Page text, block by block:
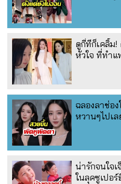
ดูกี่ทีก็เคลิ้ม!
หัวใจ ที่ทำ
ฉลองลาช่อ
หวานๆไปเล
น่ารักจนใจ
ในลุคซูเปอร์